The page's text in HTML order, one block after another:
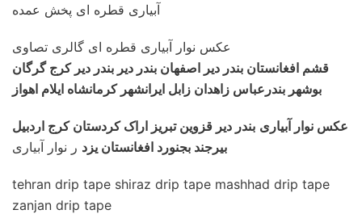
آبیاری قطره ای پخش عمده
عکس نوار آبیاری قطره ای گالری تصاوی
قشم افغانستان بندر دیر اصفهان بندر دیر بندر دیر کرج گرگان
بوشهر بندرعباس زاهدان زابل ایرانشهر کرمانشاه ایلام اهواز
عکس نوار آبیاری بندر دیر قزوین تبریز اراک کردستان کرج اردبیل
بیرجند بجنورد افغانستان یزد ر نوار آبیاری
tehran drip tape shiraz drip tape mashhad drip tape
zanjan drip tape